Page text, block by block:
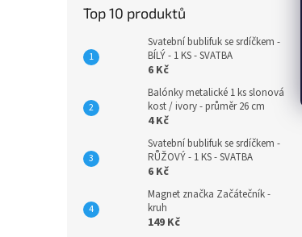
Top 10 produktů
Svatební bublifuk se srdíčkem -
BÍLÝ - 1 KS - SVATBA
6 Kč
Balónky metalické 1 ks slonová
kost / ivory - průměr 26 cm
4 Kč
Svatební bublifuk se srdíčkem -
RŮŽOVÝ - 1 KS - SVATBA
6 Kč
Magnet značka Začátečník -
kruh
149 Kč